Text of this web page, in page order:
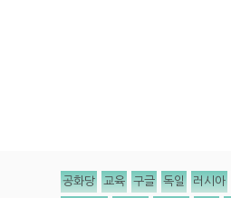
공화당 교육 구글 독일 러시아